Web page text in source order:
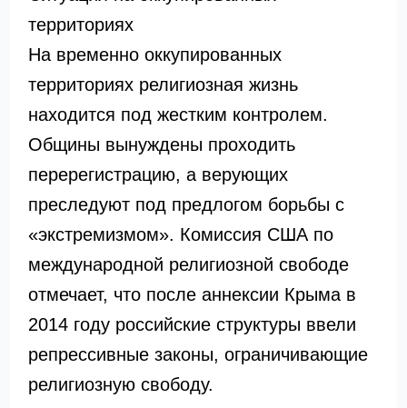
территориях
На временно оккупированных
территориях религиозная жизнь
находится под жестким контролем.
Общины вынуждены проходить
перерегистрацию, а верующих
преследуют под предлогом борьбы с
«экстремизмом». Комиссия США по
международной религиозной свободе
отмечает, что после аннексии Крыма в
2014 году российские структуры ввели
репрессивные законы, ограничивающие
религиозную свободу.